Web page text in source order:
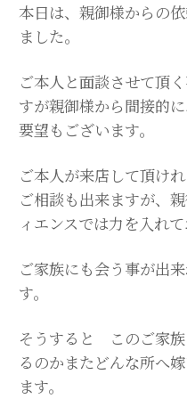
本日は、親御様からの
ました。
ご本人と面談させて頂
すが親御様から間接的
要望もございます。
ご本人が来店して頂け
ご相談も出来ますが、
ィエンスでは力を入れて
ご家族にも会う事が出
す。
そうすると このご家
るのかまたどんな所へ
ます。